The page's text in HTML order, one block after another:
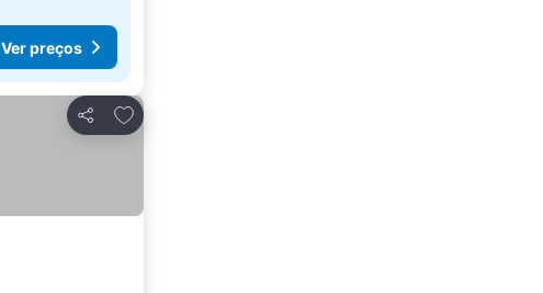
Ver preços
Partilhar
Adicionar aos favoritos